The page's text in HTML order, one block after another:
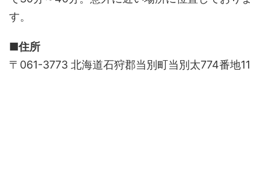
す。
■住所
〒061-3773 北海道石狩郡当別町当別太774番地11